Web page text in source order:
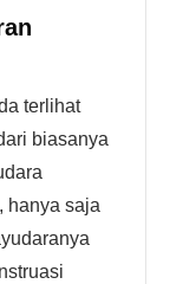
terlihat
biasanya
hanya saja